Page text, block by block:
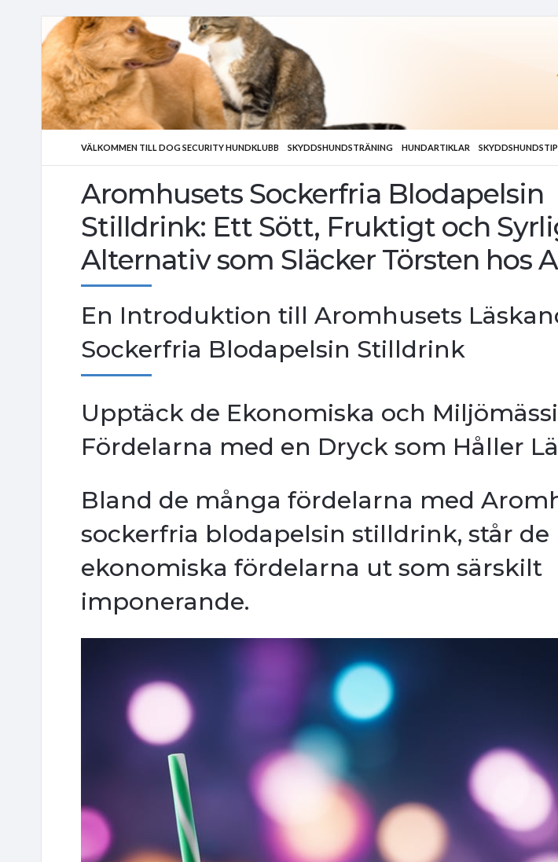
VÄLKOMMEN TILL DOG SECURITY HUNDKLUBB SKYDDSHUNDSTRÄNING HUNDARTIKLAR
Aromhusets Sockerfria Blodapelsin
Stilldrink: Ett Sött, Fruktigt och
Alternativ som Släcker Törsten hos
En Introduktion till Aromhusets
Sockerfria Blodapelsin Stilldrink
Upptäck de Ekonomiska och
Fördelarna med en Dryck som Håller
Bland de många fördelarna med
sockerfria blodapelsin stilldrink, står de
ekonomiska fördelarna ut som särskilt
imponerande.